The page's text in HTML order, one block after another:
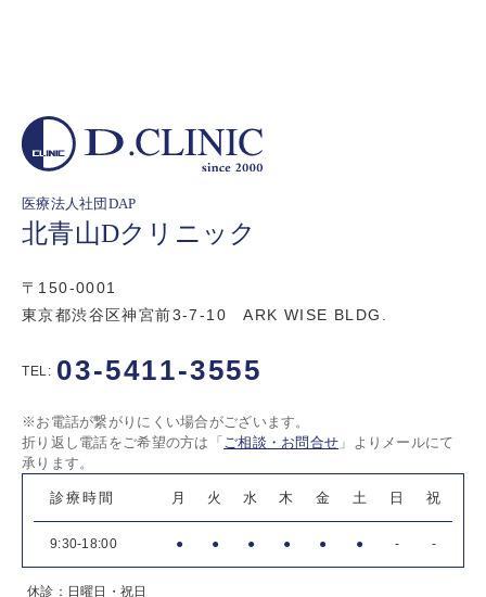
医療法人社団DAP
北青山Dクリニック
〒150-0001
東京都渋谷区神宮前3-7-10 ARK WISE BLDG.
TEL: 03-5411-3555
※お電話が繋がりにくい場合がございます。
折り返し電話をご希望の方は「 ご相談・お問合せ 」よりメールにて
承ります。
診療時間 月 火 水 木 金 土 日 祝
9:30-18:00 ● ● ● ● ● ● - -
休診：日曜日・祝日